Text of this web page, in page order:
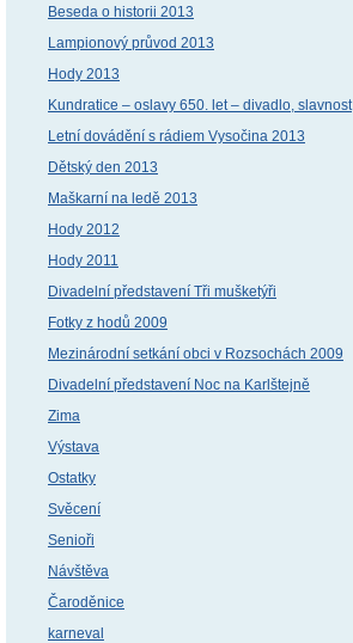
Beseda o historii 2013
Lampionový průvod 2013
Hody 2013
Kundratice – oslavy 650. let – divadlo, slavnost
Letní dovádění s rádiem Vysočina 2013
Dětský den 2013
Maškarní na ledě 2013
Hody 2012
Hody 2011
Divadelní představení Tři mušketýři
Fotky z hodů 2009
Mezinárodní setkání obci v Rozsochách 2009
Divadelní představení Noc na Karlštejně
Zima
Výstava
Ostatky
Svěcení
Senioři
Návštěva
Čaroděnice
karneval